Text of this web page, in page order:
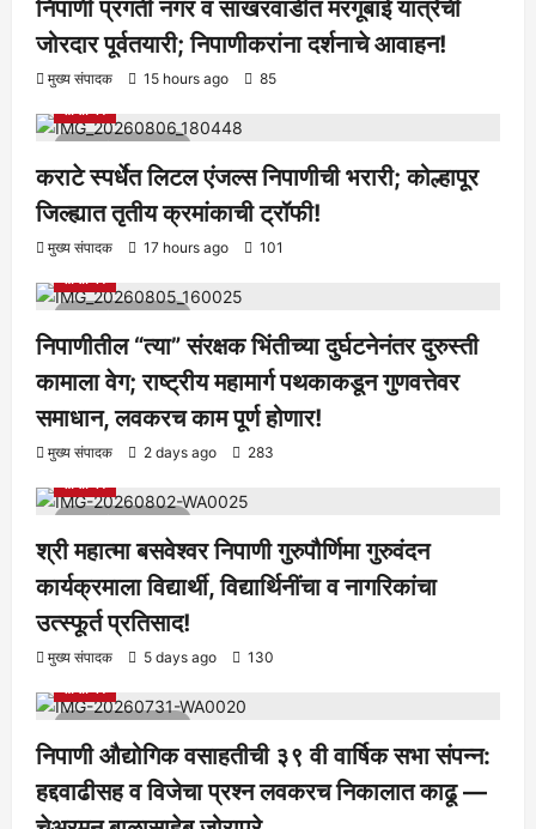
निपाणी प्रगती नगर व साखरवाडीत मरगूबाई यात्रेची
जोरदार पूर्वतयारी; निपाणीकरांना दर्शनाचे आवाहन!
मुख्य संपादक 15 hours ago 85
1 minute read
आरोग्य क्रीडा ताज्या बातम्या निपाणी परिसर
कराटे स्पर्धेत लिटल एंजल्स निपाणीची भरारी; कोल्हापूर
जिल्ह्यात तृतीय क्रमांकाची ट्रॉफी!
मुख्य संपादक 17 hours ago 101
1 minute read
आरोग्य क्रीडा ताज्या बातम्या निपाणी परिसर
निपाणीतील “त्या” संरक्षक भिंतीच्या दुर्घटनेनंतर दुरुस्ती
कामाला वेग; राष्ट्रीय महामार्ग पथकाकडून गुणवत्तेवर
समाधान, लवकरच काम पूर्ण होणार!
मुख्य संपादक 2 days ago 283
1 minute read
आरोग्य क्रीडा ताज्या बातम्या निपाणी परिसर
श्री महात्मा बसवेश्वर निपाणी गुरुपौर्णिमा गुरुवंदन
कार्यक्रमाला विद्यार्थी, विद्यार्थिनींचा व नागरिकांचा
उत्स्फूर्त प्रतिसाद!
मुख्य संपादक 5 days ago 130
1 minute read
आरोग्य क्रीडा ताज्या बातम्या निपाणी परिसर
निपाणी औद्योगिक वसाहतीची ३९ वी वार्षिक सभा संपन्न:
हद्दवाढीसह व विजेचा प्रश्न लवकरच निकालात काढू —